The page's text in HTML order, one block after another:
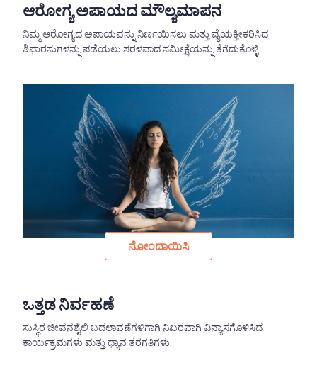
ಆರೋಗ್ಯ ಅಪಾಯದ ಮೌಲ್ಯಮಾಪನ
ನಿಮ್ಮ ಆರೋಗ್ಯದ ಅಪಾಯವನ್ನು ನಿರ್ಣಯಿಸಲು ಮತ್ತು ವೈಯಕ್ತೀಕರಿಸಿದ
ಶಿಫಾರಸುಗಳನ್ನು ಪಡೆಯಲು ಸರಳವಾದ ಸಮೀಕ್ಷೆಯನ್ನು ತೆಗೆದುಕೊಳ್ಳಿ.
ನೋಂದಾಯಿಸಿ
ಒತ್ತಡ ನಿರ್ವಹಣೆ
ಸುಸ್ಥಿರ ಜೀವನಶೈಲಿ ಬದಲಾವಣೆಗಳಿಗಾಗಿ ನಿಖರವಾಗಿ ವಿನ್ಯಾಸಗೊಳಿಸಿದ
ಕಾರ್ಯಕ್ರಮಗಳು ಮತ್ತು ಧ್ಯಾನ ತರಗತಿಗಳು.